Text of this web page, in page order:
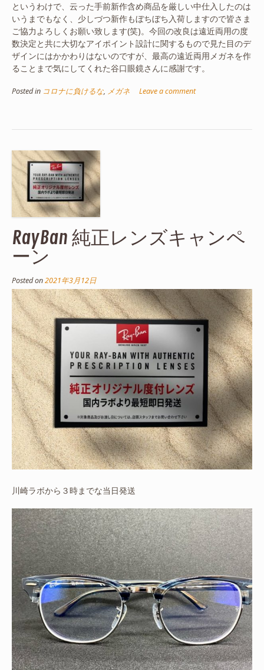
というわけで、云った手前新作含め商品を厳しい中仕入したのは
いうまでもなく、少しづつ新作もぼちぼち入荷しますので皆さま
ご協力よろしくお願い致します(笑)。今回の改良は遠近両用の度
数決定と共に大切なアイポイント設計に関するもので見た目のデ
ザインにはかかわりはないのですが、最高の遠近両用メガネを作
ることまで気にしてくれた谷口眼鏡さんに感謝です。
Posted in コロナに負けるな, メガネ Leave a comment
RayBan 純正レンズキャンペ
ーン
Posted on2021年3月12日
川崎ラボから３時までな当日発送